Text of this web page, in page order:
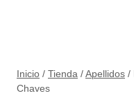
Inicio / Tienda / Apellidos /
Chaves